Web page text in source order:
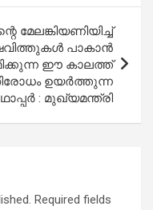
മേലങ്കിയണിയിച്ച്
പാകാൻ
ഈ കാലത്ത്
ഉയർത്തുന്ന
: മുഖ്യമന്ത്രി
Required fields